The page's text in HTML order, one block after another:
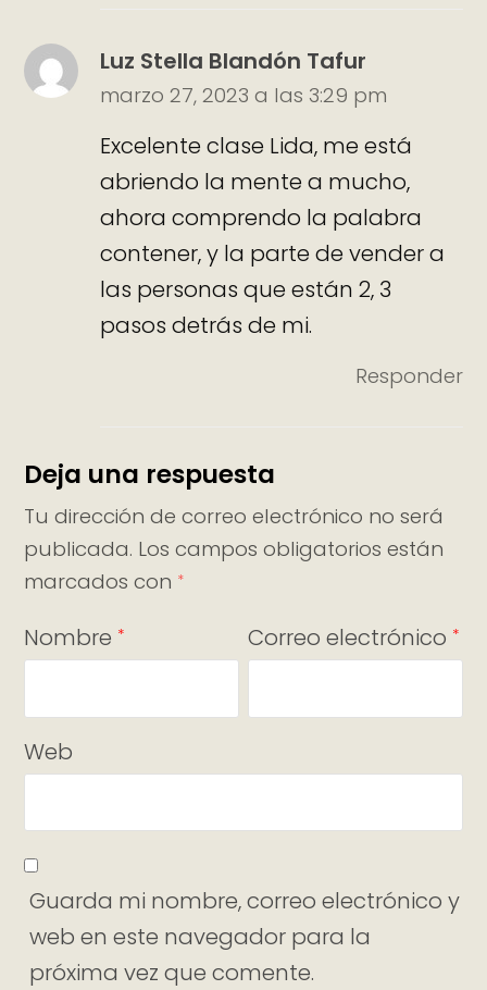
Luz Stella Blandón Tafur
marzo 27, 2023 a las 3:29 pm
Excelente clase Lida, me está
abriendo la mente a mucho,
ahora comprendo la palabra
contener, y la parte de vender a
las personas que están 2, 3
pasos detrás de mi.
Responder
Deja una respuesta
Tu dirección de correo electrónico no será
publicada. Los campos obligatorios están
marcados con *
Nombre * Correo electrónico *
Web
Guarda mi nombre, correo electrónico y
web en este navegador para la
próxima vez que comente.